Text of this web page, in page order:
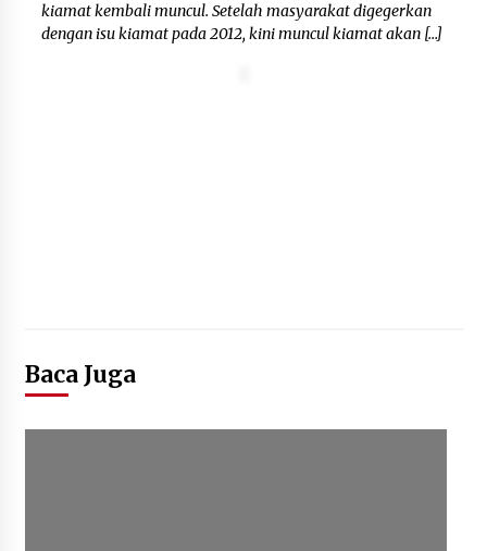
kiamat kembali muncul. Setelah masyarakat digegerkan
dengan isu kiamat pada 2012, kini muncul kiamat akan […]
Baca Juga